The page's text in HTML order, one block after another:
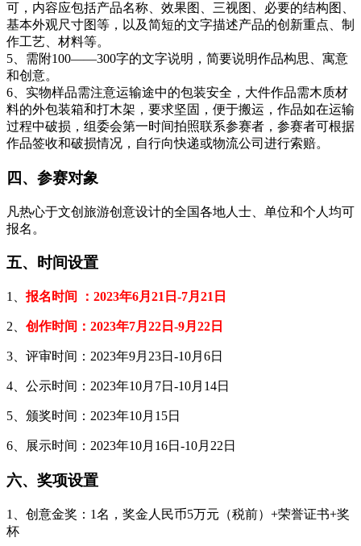
可，内容应包括产品名称、效果图、三视图、必要的结构图、
基本外观尺寸图等，以及简短的文字描述产品的创新重点、制
作工艺、材料等。
5、需附100——300字的文字说明，简要说明作品构思、寓意
和创意。
6、实物样品需注意运输途中的包装安全，大件作品需木质材
料的外包装箱和打木架，要求坚固，便于搬运，作品如在运输
过程中破损，组委会第一时间拍照联系参赛者，参赛者可根据
作品签收和破损情况，自行向快递或物流公司进行索赔。
四、参赛对象
凡热心于文创旅游创意设计的全国各地人士、单位和个人均可
报名。
五、时间设置
1、 报名时间 ：2023年6月21日-7月21日
2、 创作时间：2023年7月22日-9月22日
3、评审时间：2023年9月23日-10月6日
4、公示时间：2023年10月7日-10月14日
5、颁奖时间：2023年10月15日
6、展示时间：2023年10月16日-10月22日
六、奖项设置
1、创意金奖：1名，奖金人民币5万元（税前）+荣誉证书+奖
杯